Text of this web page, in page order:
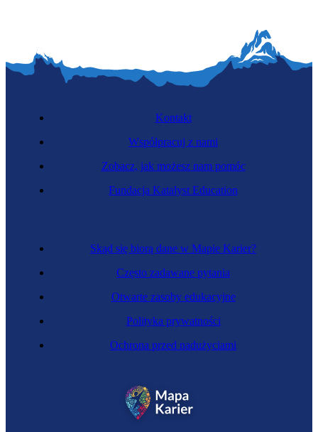
Skąd się biorą dane w Mapie Karier?
Często zadawane pytania
Otwarte zasoby edukacyjne
Polityka prywatności
Ochrona przed nadużyciami
Kontakt
Współpracuj z nami
Zobacz, jak możesz nam pomóc
Fundacja Katalyst Education